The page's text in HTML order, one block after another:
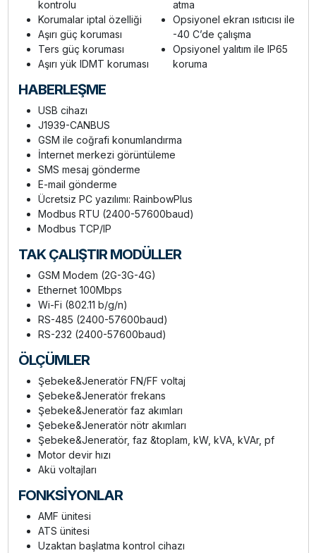
kontrolu
Korumalar iptal özelliği
Aşırı güç koruması
Ters güç koruması
Aşırı yük IDMT koruması
atma
Opsiyonel ekran ısıtıcısı ile
-40 C’de çalışma
Opsiyonel yalıtım ile IP65
koruma
HABERLEŞME
USB cihazı
J1939-CANBUS
GSM ile coğrafi konumlandırma
İnternet merkezi görüntüleme
SMS mesaj gönderme
E-mail gönderme
Ücretsiz PC yazılımı: RainbowPlus
Modbus RTU (2400-57600baud)
Modbus TCP/IP
TAK ÇALIŞTIR MODÜLLER
GSM Modem (2G-3G-4G)
Ethernet 100Mbps
Wi-Fi (802.11 b/g/n)
RS-485 (2400-57600baud)
RS-232 (2400-57600baud)
ÖLÇÜMLER
Şebeke&Jeneratör FN/FF voltaj
Şebeke&Jeneratör frekans
Şebeke&Jeneratör faz akımları
Şebeke&Jeneratör nötr akımları
Şebeke&Jeneratör, faz &toplam, kW, kVA, kVAr, pf
Motor devir hızı
Akü voltajları
FONKSİYONLAR
AMF ünitesi
ATS ünitesi
Uzaktan başlatma kontrol cihazı